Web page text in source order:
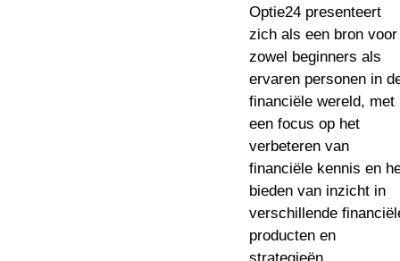
Optie24 presenteert
zich als een bron voor
zowel beginners als
ervaren personen in
financiële wereld, met
een focus op het
verbeteren van
financiële kennis en
bieden van inzicht in
verschillende
producten en